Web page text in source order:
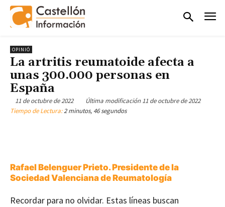
OPINIÓ
La artritis reumatoide afecta a
unas 300.000 personas en
España
11 de octubre de 2022 Última modificación 11 de octubre de 2022
Tiempo de Lectura:2 minutos, 46 segundos
Rafael Belenguer Prieto. Presidente de la
Sociedad Valenciana de Reumatología
Recordar para no olvidar. Estas líneas buscan